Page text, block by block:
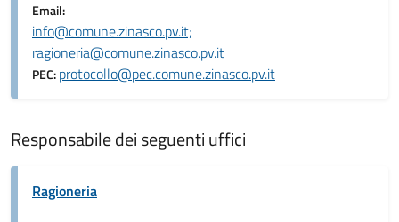
Email:
info@comune.zinasco.pv.it;
ragioneria@comune.zinasco.pv.it
PEC:protocollo@pec.comune.zinasco.pv.it
Responsabile dei seguenti uffici
Ragioneria